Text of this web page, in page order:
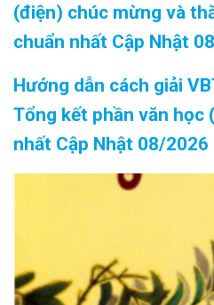
(điện) chúc mừng và
chuẩn nhất Cập Nhật
Hướng dẫn cách giải
Tổng kết phần văn học
nhất Cập Nhật 08/2026